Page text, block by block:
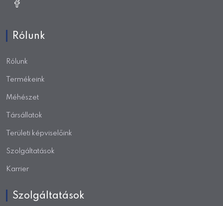
Rólunk
Rólunk
Termékeink
Méhészet
Társállatok
Területi képviselőink
Szolgáltatások
Karrier
Szolgáltatások